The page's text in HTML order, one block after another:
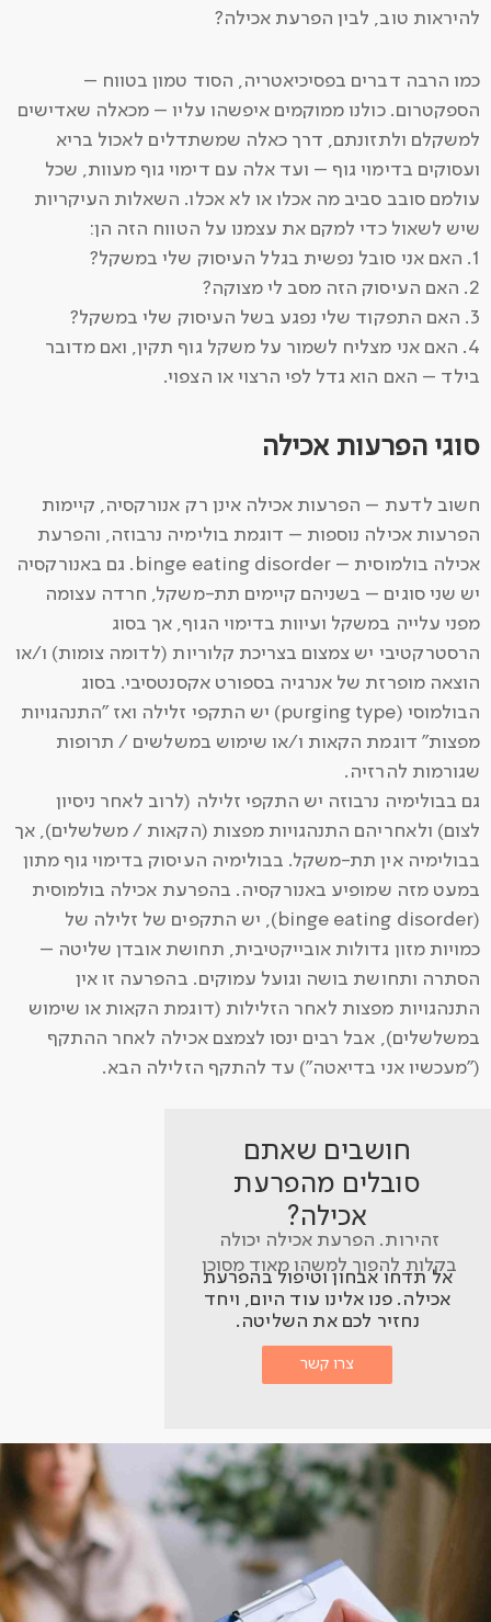
להיראות טוב, לבין הפרעת אכילה?
כמו הרבה דברים בפסיכיאטריה, הסוד טמון בטווח –
הספקטרום. כולנו ממוקמים איפשהו עליו – מכאלה שאדישים
למשקלם ולתזונתם, דרך כאלה שמשתדלים לאכול בריא
ועסוקים בדימוי גוף – ועד אלה עם דימוי גוף מעוות, שכל
עולמם סובב סביב מה אכלו או לא אכלו. השאלות העיקריות
שיש לשאול כדי למקם את עצמנו על הטווח הזה הן:
1. האם אני סובל נפשית בגלל העיסוק שלי במשקל?
2. האם העיסוק הזה מסב לי מצוקה?
3. האם התפקוד שלי נפגע בשל העיסוק שלי במשקל?
4. האם אני מצליח לשמור על משקל גוף תקין, ואם מדובר
בילד – האם הוא גדל לפי הרצוי או הצפוי.
סוגי הפרעות אכילה
חשוב לדעת – הפרעות אכילה אינן רק אנורקסיה, קיימות
הפרעות אכילה נוספות – דוגמת בולימיה נרבוזה, והפרעת
אכילה בולמוסית – binge eating disorder. גם באנורקסיה
יש שני סוגים – בשניהם קיימים תת-משקל, חרדה עצומה
מפני עלייה במשקל ועיוות בדימוי הגוף, אך בסוג
הרסטרקטיבי יש צמצום בצריכת קלוריות (לדומה צומות) ו/או
הוצאה מופרזת של אנרגיה בספורט אקסנטסיבי. בסוג
הבולמוסי (purging type) יש התקפי זלילה ואז "התנהגויות
מפצות" דוגמת הקאות ו/או שימוש במשלשים / תרופות
שגורמות להרזיה.
גם בבולימיה נרבוזה יש התקפי זלילה (לרוב לאחר ניסיון
לצום) ולאחריהם התנהגויות מפצות (הקאות / משלשלים), אך
בבולימיה אין תת-משקל. בבולימיה העיסוק בדימוי גוף מתון
במעט מזה שמופיע באנורקסיה. בהפרעת אכילה בולמוסית
(binge eating disorder), יש התקפים של זלילה של
כמויות מזון גדולות אובייקטיבית, תחושת אובדן שליטה –
הסתרה ותחושת בושה וגועל עמוקים. בהפרעה זו אין
התנהגויות מפצות לאחר הזלילות (דוגמת הקאות או שימוש
במשלשלים), אבל רבים ינסו לצמצם אכילה לאחר ההתקף
("מעכשיו אני בדיאטה") עד להתקף הזלילה הבא.
חושבים שאתם
סובלים מהפרעת
אכילה?
זהירות. הפרעת אכילה יכולה
בקלות להפוך למשהו מאוד מסוכן
אל תדחו אבחון וטיפול בהפרעת
אכילה. פנו אלינו עוד היום, ויחד
נחזיר לכם את השליטה.
צרו קשר